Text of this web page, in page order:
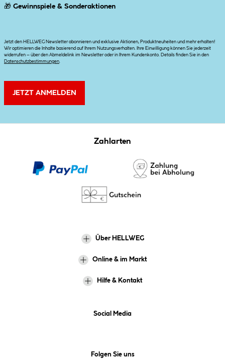
🎁 Gewinnspiele & Sonderaktionen
Jetzt den HELLWEG Newsletter abonnieren und exklusive Aktionen, Produktneuheiten und mehr erhalten!
Wir optimieren die Inhalte basierend auf Ihrem Nutzungsverhalten. Ihre Einwilligung können Sie jederzeit
widerrufen – über den Abmeldelink im Newsletter oder in Ihrem Kundenkonto. Details finden Sie in den
Datenschutzbestimmungen
JETZT ANMELDEN
Zahlarten
Über HELLWEG
Online & im Markt
Hilfe & Kontakt
Social Media
Folgen Sie uns